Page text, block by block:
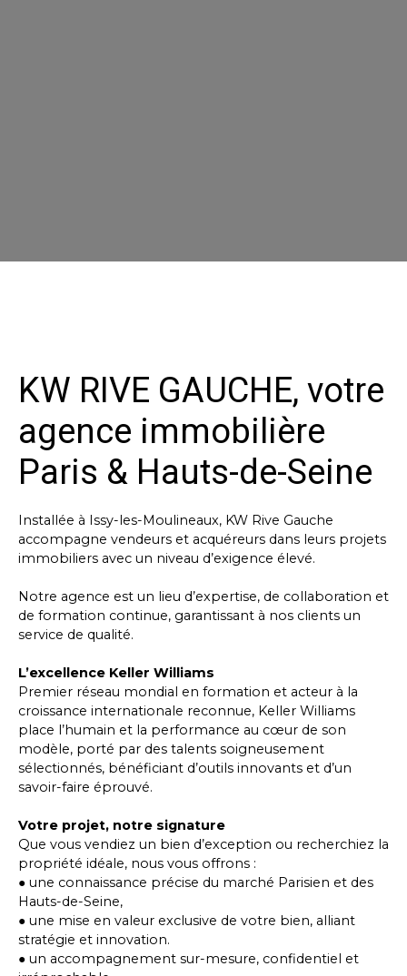
KW RIVE GAUCHE, votre
agence immobilière
Paris & Hauts-de-Seine
Installée à Issy-les-Moulineaux, KW Rive Gauche
accompagne vendeurs et acquéreurs dans leurs projets
immobiliers avec un niveau d’exigence élevé.
Notre agence est un lieu d’expertise, de collaboration et
de formation continue, garantissant à nos clients un
service de qualité.
L’excellence Keller Williams
Premier réseau mondial en formation et acteur à la
croissance internationale reconnue, Keller Williams
place l’humain et la performance au cœur de son
modèle, porté par des talents soigneusement
sélectionnés, bénéficiant d’outils innovants et d’un
savoir-faire éprouvé.
Votre projet, notre signature
Que vous vendiez un bien d’exception ou recherchiez la
propriété idéale, nous vous offrons :
● une connaissance précise du marché Parisien et des
Hauts-de-Seine,
● une mise en valeur exclusive de votre bien, alliant
stratégie et innovation.
● un accompagnement sur-mesure, confidentiel et